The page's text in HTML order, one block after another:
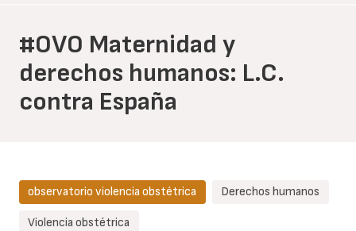
#OVO Maternidad y
derechos humanos: L.C.
contra España
observatorio violencia obstétrica Derechos humanos
Violencia obstétrica